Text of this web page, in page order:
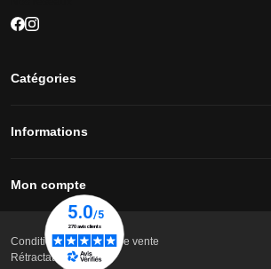
Catégories
Informations
Mon compte
Conditions générales de vente
Rétractation